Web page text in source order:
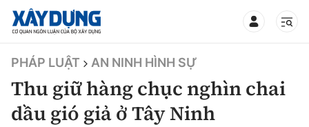
TIN BỘ XÂY DỰNG
PHÁP LUẬT AN NINH HÌNH SỰ
Thu giữ hàng chục nghìn chai
dầu gió giả ở Tây Ninh